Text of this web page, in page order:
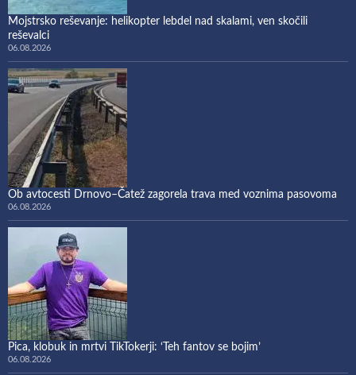
Mojstrsko reševanje: helikopter lebdel nad skalami, ven skočili
reševalci
06.08.2026
Ob avtocesti Drnovo–Čatež zagorela trava med voznima pasovoma
06.08.2026
Pica, klobuk in mrtvi TikTokerji: ‘Teh fantov se bojim’
06.08.2026